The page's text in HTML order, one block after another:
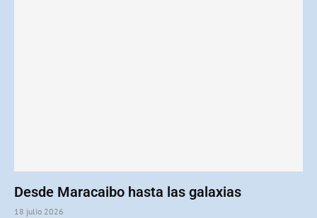
Desde Maracaibo hasta las galaxias
18 julio 2026